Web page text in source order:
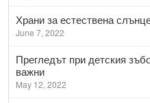
Храни за естествена
June 7, 2022
Прегледът при детския
важни
May 12, 2022